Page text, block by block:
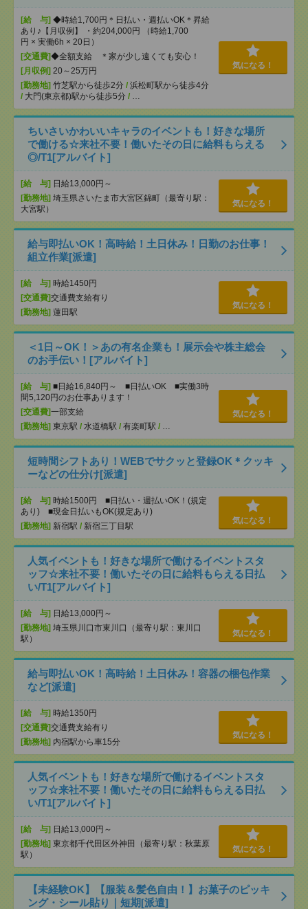
[給 与] ◆時給1,700円＊日払い・週払いOK＊昇給
あり♪【月収例】 ・約204,000円 （時給1,700
円 × 実働6h × 20日）
[交通費]◆全額支給 ＊家が少し遠くても安心！
[月収例] 20～25万円
[勤務地] 竹芝駅から徒歩2分 / 浜松町駅から徒歩4分
/ 大門(東京都)駅から徒歩5分 / …
気になる！
ちいさいかわいいキャラのイベントも！好きな場所
で働ける☆来社不要！働いたその日に給料もらえる
◎/T1[アルバイト]
[給 与] 日給13,000円～
[勤務地] 埼玉県さいたま市大宮区錦町（最寄り駅：
大宮駅）
気になる！
給与即払いOK！高時給！土日休み！日勤のお仕事！
組立作業[派遣]
[給 与] 時給1450円
[交通費]交通費支給有り
[勤務地] 蓮田駅
気になる！
＜1日～OK！＞あの有名企業も！展示会や株主総会
のお手伝い！[アルバイト]
[給 与] ■日給16,840円～ ■日払いOK ■実働3時
間5,120円のお仕事あります！
[交通費]一部支給
[勤務地] 東京駅 / 水道橋駅 / 有楽町駅 / …
気になる！
短時間シフトあり！WEBでサクッと登録OK＊クッキ
ーなどの仕分け[派遣]
[給 与] 時給1500円 ■日払い・週払いOK！(規定
あり) ■現金日払いもOK(規定あり)
[勤務地] 新宿駅 / 新宿三丁目駅
気になる！
人気イベントも！好きな場所で働けるイベントスタ
ッフ☆来社不要！働いたその日に給料もらえる日払
い/T1[アルバイト]
[給 与] 日給13,000円～
[勤務地] 埼玉県川口市東川口（最寄り駅：東川口
駅）
気になる！
給与即払いOK！高時給！土日休み！容器の梱包作業
など[派遣]
[給 与] 時給1350円
[交通費]交通費支給有り
[勤務地] 内宿駅から車15分
気になる！
人気イベントも！好きな場所で働けるイベントスタ
ッフ☆来社不要！働いたその日に給料もらえる日払
い/T1[アルバイト]
[給 与] 日給13,000円～
[勤務地] 東京都千代田区外神田（最寄り駅：秋葉原
駅）
気になる！
【未経験OK】【服装＆髪色自由！】お菓子のピッキ
ング・シール貼り｜短期[派遣]